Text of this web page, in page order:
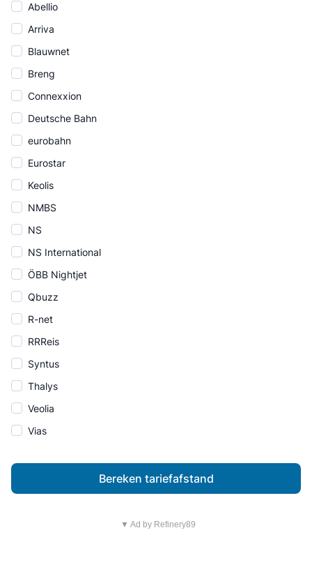
Abellio
Arriva
Blauwnet
Breng
Connexxion
Deutsche Bahn
eurobahn
Eurostar
Keolis
NMBS
NS
NS International
ÖBB Nightjet
Qbuzz
R-net
RRReis
Syntus
Thalys
Veolia
Vias
Bereken tariefafstand
▼ Ad by Refinery89